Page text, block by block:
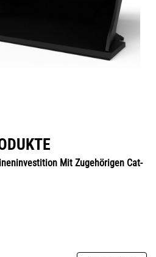
Mit Zugehörigen Cat-